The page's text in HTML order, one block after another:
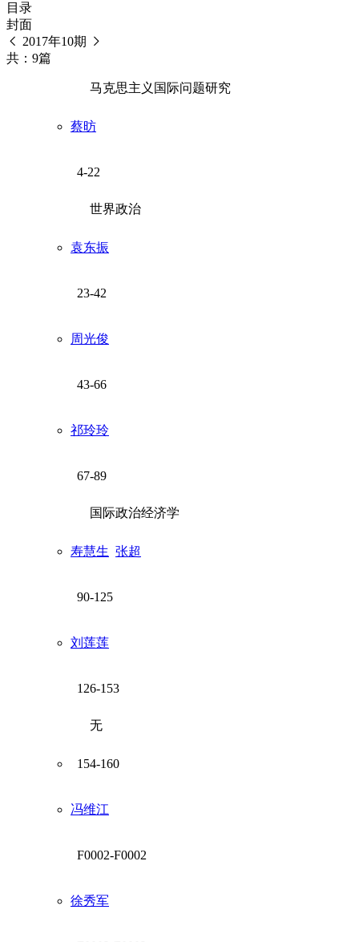
目录
封面
2017年10期
共：9篇
马克思主义国际问题研究
蔡昉
4-22
世界政治
袁东振
23-42
周光俊
43-66
祁玲玲
67-89
国际政治经济学
寿慧生 张超
90-125
刘莲莲
126-153
无
154-160
冯维江
F0002-F0002
徐秀军